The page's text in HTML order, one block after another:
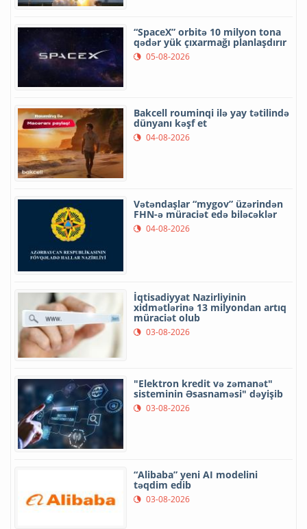
“SpaceX” orbitə 10 milyon tona
qədər yük çıxarmağı planlaşdırır
05-08-2026
Bakcell rouminqi ilə yay tətilində
dünyanı kəşf et
04-08-2026
Vətəndaşlar “mygov” üzərindən
FHN-ə müraciət edə biləcəklər
04-08-2026
İqtisadiyyat Nazirliyinin
xidmətlərinə 13 milyondan artıq
müraciət olub
03-08-2026
"Elektron kredit və zəmanət"
sisteminin Əsasnaməsi" dəyişib
03-08-2026
“Alibaba” yeni AI modelini
təqdim edib
03-08-2026